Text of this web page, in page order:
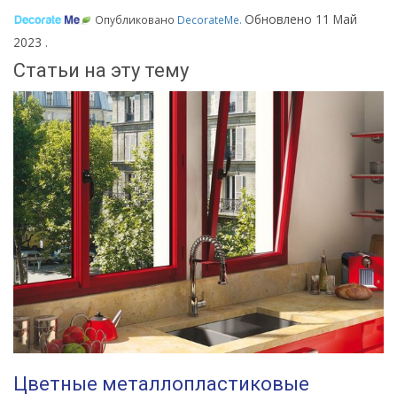
Опубликовано DecorateMe. Обновлено 11 Май
2023 .
Статьи на эту тему
Цветные металлопластиковые